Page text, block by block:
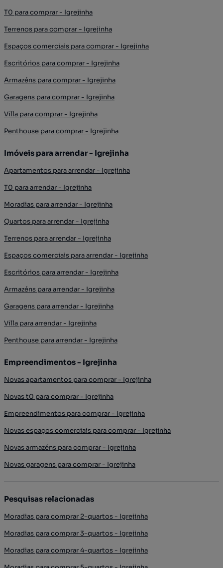
T0 para comprar - Igrejinha
Terrenos para comprar - Igrejinha
Espaços comerciais para comprar - Igrejinha
Escritórios para comprar - Igrejinha
Armazéns para comprar - Igrejinha
Garagens para comprar - Igrejinha
Villa para comprar - Igrejinha
Penthouse para comprar - Igrejinha
Imóveis para arrendar - Igrejinha
Apartamentos para arrendar - Igrejinha
T0 para arrendar - Igrejinha
Moradias para arrendar - Igrejinha
Quartos para arrendar - Igrejinha
Terrenos para arrendar - Igrejinha
Espaços comerciais para arrendar - Igrejinha
Escritórios para arrendar - Igrejinha
Armazéns para arrendar - Igrejinha
Garagens para arrendar - Igrejinha
Villa para arrendar - Igrejinha
Penthouse para arrendar - Igrejinha
Empreendimentos - Igrejinha
Novas apartamentos para comprar - Igrejinha
Novas t0 para comprar - Igrejinha
Empreendimentos para comprar - Igrejinha
Novas espaços comerciais para comprar - Igrejinha
Novas armazéns para comprar - Igrejinha
Novas garagens para comprar - Igrejinha
Pesquisas relacionadas
Moradias para comprar 2-quartos - Igrejinha
Moradias para comprar 3-quartos - Igrejinha
Moradias para comprar 4-quartos - Igrejinha